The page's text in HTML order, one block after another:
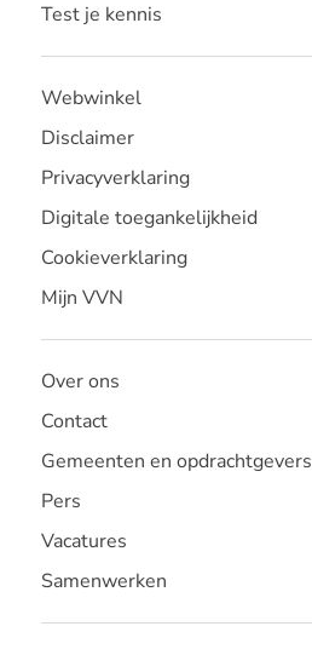
Test je kennis
Webwinkel
Disclaimer
Privacyverklaring
Digitale toegankelijkheid
Cookieverklaring
Mijn VVN
Over ons
Contact
Gemeenten en opdrachtgevers
Pers
Vacatures
Samenwerken